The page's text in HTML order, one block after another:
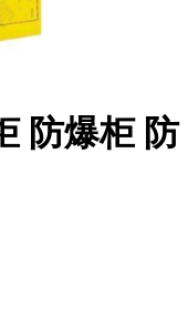
防爆柜 防